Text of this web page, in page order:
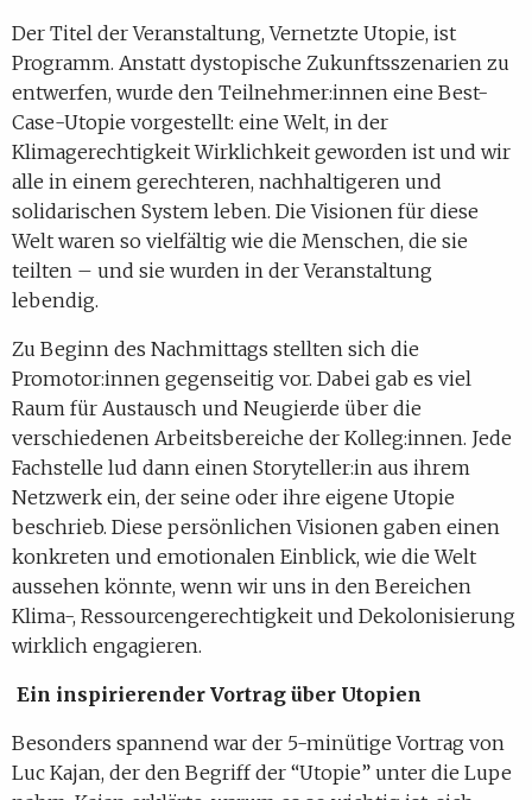
Der Titel der Veranstaltung, Vernetzte Utopie, ist
Programm. Anstatt dystopische Zukunftsszenarien zu
entwerfen, wurde den Teilnehmer:innen eine Best-
Case-Utopie vorgestellt: eine Welt, in der
Klimagerechtigkeit Wirklichkeit geworden ist und wir
alle in einem gerechteren, nachhaltigeren und
solidarischen System leben. Die Visionen für diese
Welt waren so vielfältig wie die Menschen, die sie
teilten – und sie wurden in der Veranstaltung
lebendig.
Zu Beginn des Nachmittags stellten sich die
Promotor:innen gegenseitig vor. Dabei gab es viel
Raum für Austausch und Neugierde über die
verschiedenen Arbeitsbereiche der Kolleg:innen. Jede
Fachstelle lud dann einen Storyteller:in aus ihrem
Netzwerk ein, der seine oder ihre eigene Utopie
beschrieb. Diese persönlichen Visionen gaben einen
konkreten und emotionalen Einblick, wie die Welt
aussehen könnte, wenn wir uns in den Bereichen
Klima-, Ressourcengerechtigkeit und Dekolonisierung
wirklich engagieren.
Ein inspirierender Vortrag über Utopien
Besonders spannend war der 5-minütige Vortrag von
Luc Kajan, der den Begriff der “Utopie” unter die Lupe